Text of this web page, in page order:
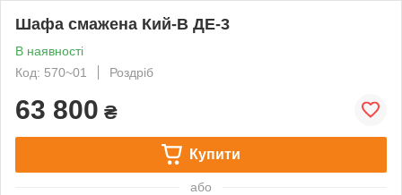
Шафа смажена Кий-В ДЕ-3
В наявності
Код: 570~01
Роздріб
63 800 ₴
Купити
або